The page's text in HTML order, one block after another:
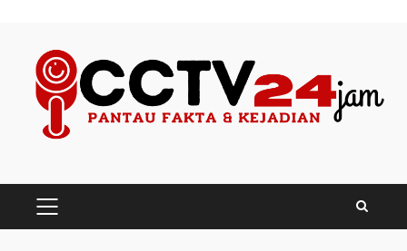
content
PRIMARY
MENU